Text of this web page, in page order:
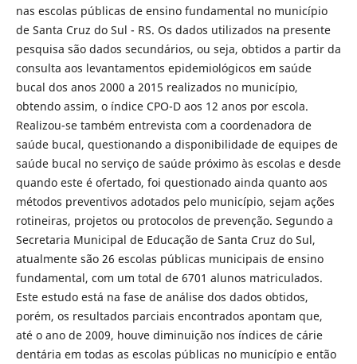
nas escolas públicas de ensino fundamental no município
de Santa Cruz do Sul - RS. Os dados utilizados na presente
pesquisa são dados secundários, ou seja, obtidos a partir da
consulta aos levantamentos epidemiológicos em saúde
bucal dos anos 2000 a 2015 realizados no município,
obtendo assim, o índice CPO-D aos 12 anos por escola.
Realizou-se também entrevista com a coordenadora de
saúde bucal, questionando a disponibilidade de equipes de
saúde bucal no serviço de saúde próximo às escolas e desde
quando este é ofertado, foi questionado ainda quanto aos
métodos preventivos adotados pelo município, sejam ações
rotineiras, projetos ou protocolos de prevenção. Segundo a
Secretaria Municipal de Educação de Santa Cruz do Sul,
atualmente são 26 escolas públicas municipais de ensino
fundamental, com um total de 6701 alunos matriculados.
Este estudo está na fase de análise dos dados obtidos,
porém, os resultados parciais encontrados apontam que,
até o ano de 2009, houve diminuição nos índices de cárie
dentária em todas as escolas públicas no município e então